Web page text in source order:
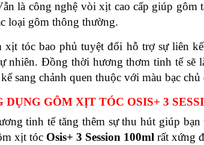
là công nghệ vòi xịt cao cấp giúp gôm
loại gôm thông thường.
xịt tóc bao phủ tuyệt đối hỗ trợ sự liên
nhiên. Đồng thời hương thơm tinh tế sẽ
sang chảnh quen thuộc với màu bạc
DỤNG GÔM XỊT TÓC OSIS+ 3
tinh tế tăng thêm sự thu hút giúp bạn
xịt tóc Osis+ 3 Session 100ml rất xứng